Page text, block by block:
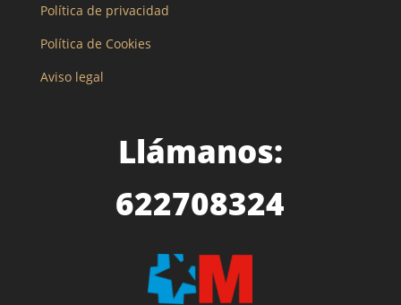
Política de privacidad
Política de Cookies
Aviso legal
Llámanos:
622708324